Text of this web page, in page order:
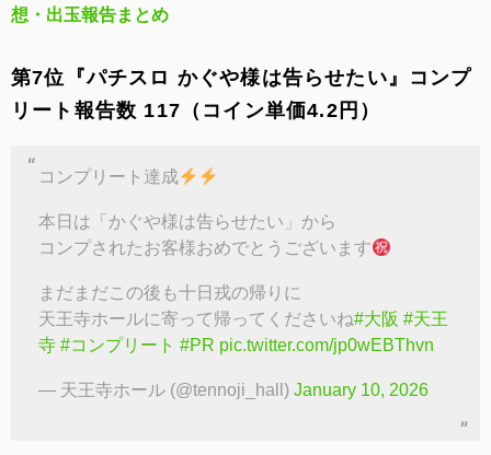
想・出玉報告まとめ
第7位『パチスロ かぐや様は告らせたい』コンプ
リート報告数 117（コイン単価4.2円）
コンプリート達成
本日は「かぐや様は告らせたい」から
コンプされたお客様おめでとうございます
まだまだこの後も十日戎の帰りに
天王寺ホールに寄って帰ってくださいね#大阪 #天王
寺 #コンプリート #PR pic.twitter.com/jp0wEBThvn
— 天王寺ホール (@tennoji_hall) January 10, 2026